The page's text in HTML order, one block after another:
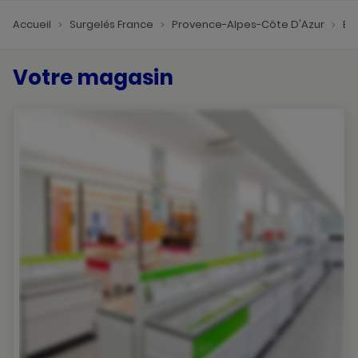
Accueil Surgelés France Provence-Alpes-Côte D'Azur
Votre magasin